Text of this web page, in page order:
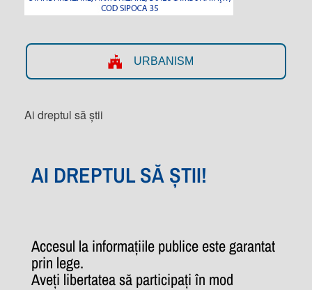
URBANISM
Ai dreptul să știi
AI DREPTUL SĂ ȘTII!
Accesul la informațiile publice este garantat
prin lege.
Aveți libertatea să participați în mod